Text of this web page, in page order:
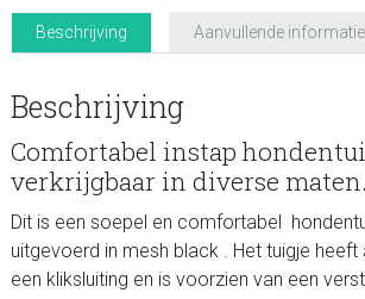
Beschrijving Aanvullende informatie
Beschrijving
Comfortabel instap
verkrijgbaar in diverse maten.
Dit is een soepel en comfortabel
uitgevoerd in mesh black . Het tuigje heeft
een kliksluiting en is voorzien van een